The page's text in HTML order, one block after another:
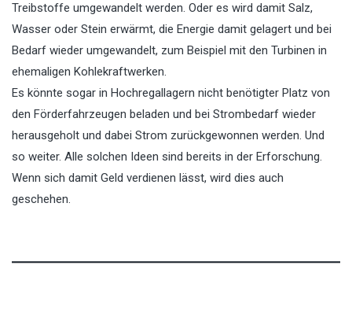
Treibstoffe umgewandelt werden. Oder es wird damit Salz,
Wasser oder Stein erwärmt, die Energie damit gelagert und bei
Bedarf wieder umgewandelt, zum Beispiel mit den Turbinen in
ehemaligen Kohlekraftwerken.
Es könnte sogar in Hochregallagern nicht benötigter Platz von
den Förderfahrzeugen beladen und bei Strombedarf wieder
herausgeholt und dabei Strom zurückgewonnen werden. Und
so weiter. Alle solchen Ideen sind bereits in der Erforschung.
Wenn sich damit Geld verdienen lässt, wird dies auch
geschehen.